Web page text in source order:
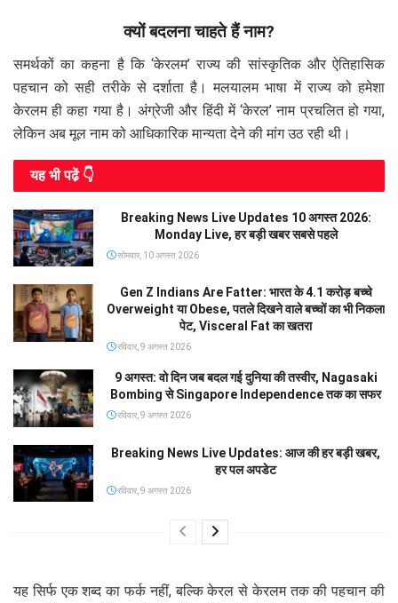
क्यों बदलना चाहते हैं नाम?
समर्थकों का कहना है कि ‘केरलम’ राज्य की सांस्कृतिक और ऐतिहासिक
पहचान को सही तरीके से दर्शाता है। मलयालम भाषा में राज्य को हमेशा
केरलम ही कहा गया है। अंग्रेजी और हिंदी में ‘केरल’ नाम प्रचलित हो गया,
लेकिन अब मूल नाम को आधिकारिक मान्यता देने की मांग उठ रही थी।
यह भी पढे़ं 👇
Breaking News Live Updates 10 अगस्त 2026:
Monday Live, हर बड़ी खबर सबसे पहले
सोमवार, 10 अगस्त 2026
Gen Z Indians Are Fatter: भारत के 4.1 करोड़ बच्चे
Overweight या Obese, पतले दिखने वाले बच्चों का भी निकला
पेट, Visceral Fat का खतरा
रविवार, 9 अगस्त 2026
9 अगस्त: वो दिन जब बदल गई दुनिया की तस्वीर, Nagasaki
Bombing से Singapore Independence तक का सफर
रविवार, 9 अगस्त 2026
Breaking News Live Updates: आज की हर बड़ी खबर,
हर पल अपडेट
रविवार, 9 अगस्त 2026
यह सिर्फ एक शब्द का फर्क नहीं, बल्कि केरल से केरलम तक की पहचान की